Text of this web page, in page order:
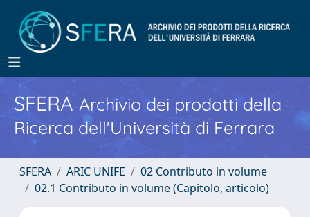
SFERA Archivio dei prodotti della
Ricerca dell'Università di Ferrara
SFERA ARIC UNIFE
02 Contributo in volume
02.1 Contributo in volume (Capitolo, articolo)